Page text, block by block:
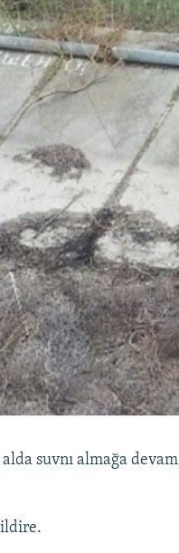
suvnı almağa devam